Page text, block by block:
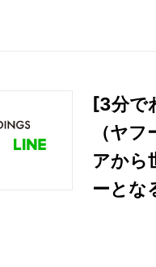
[3分で
（ヤ
アから
ーとな